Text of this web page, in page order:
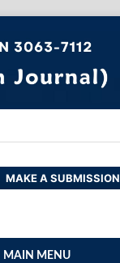
MAKE A SUBMISSION
MAIN MENU